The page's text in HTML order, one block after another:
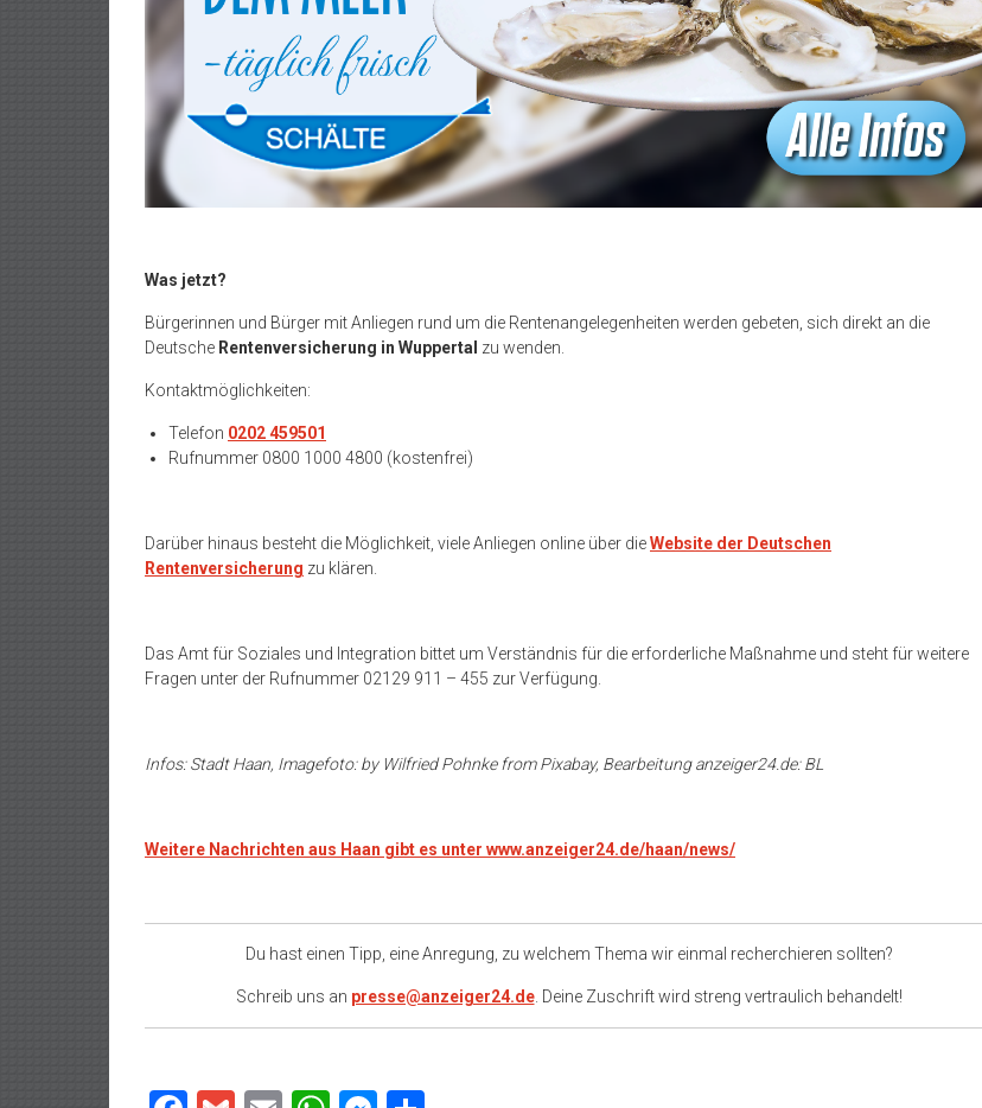
Was jetzt?
Bürgerinnen und Bürger mit Anliegen rund um die Rentenangelegenheiten werden gebeten, sich direkt an die
Deutsche Rentenversicherung in Wuppertal zu wenden.
Kontaktmöglichkeiten:
Telefon 0202 459501
Rufnummer 0800 1000 4800 (kostenfrei)
Darüber hinaus besteht die Möglichkeit, viele Anliegen online über dieWebsite der Deutschen
Rentenversicherung zu klären.
Das Amt für Soziales und Integration bittet um Verständnis für die erforderliche Maßnahme und steht für weitere
Fragen unter der Rufnummer 02129 911 – 455 zur Verfügung.
Infos: Stadt Haan, Imagefoto: by Wilfried PohnkefromPixabay, Bearbeitung anzeiger24.de: BL
Weitere Nachrichten aus Haan gibt es unter www.anzeiger24.de/haan/news/
Du hast einen Tipp, eine Anregung, zu welchem Thema wir einmal recherchieren sollten?
Schreib uns an presse@anzeiger24.de. Deine Zuschrift wird streng vertraulich behandelt!